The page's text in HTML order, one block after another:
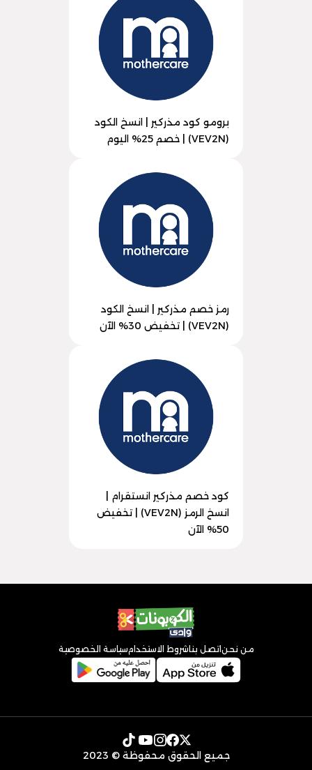
برومو كود مذركير | انسخ الكود
(VEV2N) | خصم 25% اليوم
رمز خصم مذركير | انسخ الكود
(VEV2N) | تخفيض 30% الآن
كود خصم مذركير انستقرام |
انسخ الرمز (VEV2N) | تخفيض
50% الآن
من نحن اتصل بنا شروط الاستخدامسياسة الخصوصية
جميع الحقوق محفوظة © 2023